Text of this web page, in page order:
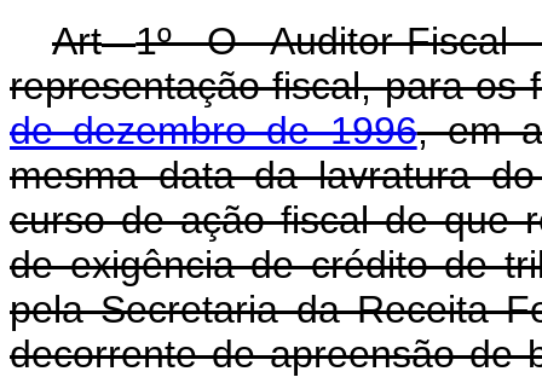
Art
1º O Auditor-Fiscal
representação fiscal, para os
de dezembro de 1996, em
mesma data da lavratura
curso de ação fiscal de que
de exigência de crédito de
pela Secretaria da Receita
decorrente de apreensão de